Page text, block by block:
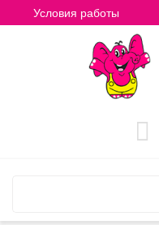
Условия работы